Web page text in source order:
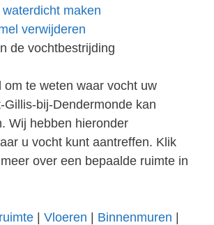
maken
verwijderen
de vochtbestrijding
om te weten waar vocht uw
Gillis-bij-Dendermonde kan
Wij hebben hieronder
u vocht kunt aantreffen. Klik
over een bepaalde ruimte in
Vloeren Binnenmuren